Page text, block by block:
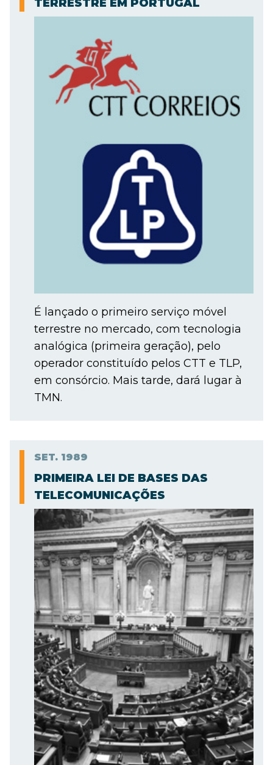
TERRESTRE EM PORTUGAL
É lançado o primeiro serviço móvel
terrestre no mercado, com tecnologia
analógica (primeira geração), pelo
operador constituído pelos CTT e TLP,
em consórcio. Mais tarde, dará lugar à
TMN.
SET. 1989
PRIMEIRA LEI DE BASES DAS
TELECOMUNICAÇÕES